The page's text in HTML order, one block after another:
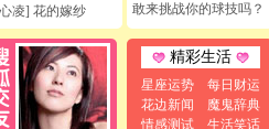
凌] 花的嫁纱
敢来挑战你的球技吗？
精彩生活
星座运势
每日财运
花边新闻
魔鬼辞典
情感测试
生活笑话